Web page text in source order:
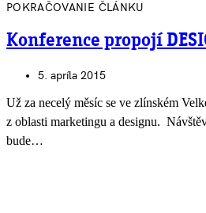
POKRAČOVANIE ČLÁNKU
Konference propojí
5. apríla 2015
Už za necelý měsíc se ve zlínském
z oblasti marketingu a designu.
bude…